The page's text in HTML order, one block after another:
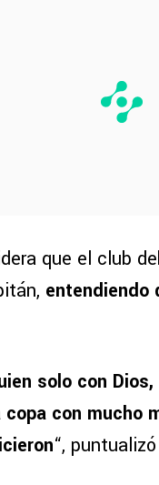
que el club
entendiendo
solo con
con mucho
“,